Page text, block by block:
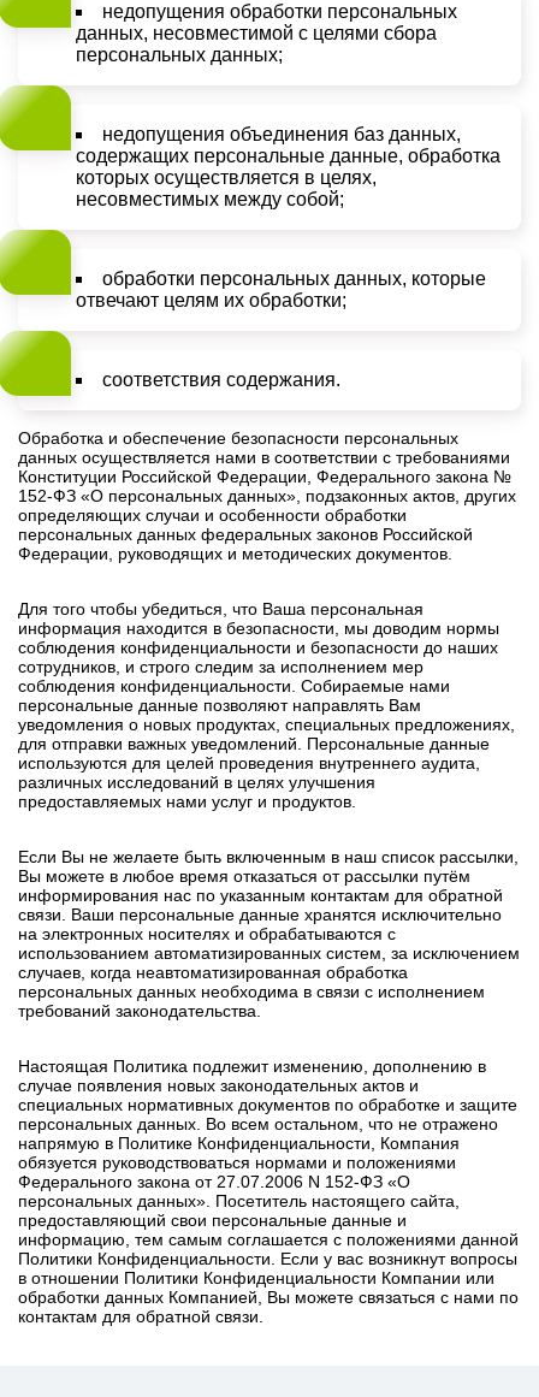
недопущения обработки персональных
данных, несовместимой с целями сбора
персональных данных;
недопущения объединения баз данных,
содержащих персональные данные, обработка
которых осуществляется в целях,
несовместимых между собой;
обработки персональных данных, которые
отвечают целям их обработки;
соответствия содержания.
Обработка и обеспечение безопасности персональных
данных осуществляется нами в соответствии с требованиями
Конституции Российской Федерации, Федерального закона №
152-ФЗ «О персональных данных», подзаконных актов, других
определяющих случаи и особенности обработки
персональных данных федеральных законов Российской
Федерации, руководящих и методических документов.
Для того чтобы убедиться, что Ваша персональная
информация находится в безопасности, мы доводим нормы
соблюдения конфиденциальности и безопасности до наших
сотрудников, и строго следим за исполнением мер
соблюдения конфиденциальности. Собираемые нами
персональные данные позволяют направлять Вам
уведомления о новых продуктах, специальных предложениях,
для отправки важных уведомлений. Персональные данные
используются для целей проведения внутреннего аудита,
различных исследований в целях улучшения
предоставляемых нами услуг и продуктов.
Если Вы не желаете быть включенным в наш список рассылки,
Вы можете в любое время отказаться от рассылки путём
информирования нас по указанным контактам для обратной
связи. Ваши персональные данные хранятся исключительно
на электронных носителях и обрабатываются с
использованием автоматизированных систем, за исключением
случаев, когда неавтоматизированная обработка
персональных данных необходима в связи с исполнением
требований законодательства.
Настоящая Политика подлежит изменению, дополнению в
случае появления новых законодательных актов и
специальных нормативных документов по обработке и защите
персональных данных. Во всем остальном, что не отражено
напрямую в Политике Конфиденциальности, Компания
обязуется руководствоваться нормами и положениями
Федерального закона от 27.07.2006 N 152-ФЗ «О
персональных данных». Посетитель настоящего сайта,
предоставляющий свои персональные данные и
информацию, тем самым соглашается с положениями данной
Политики Конфиденциальности. Если у вас возникнут вопросы
в отношении Политики Конфиденциальности Компании или
обработки данных Компанией, Вы можете связаться с нами по
контактам для обратной связи.